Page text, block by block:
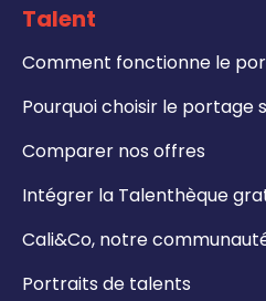
Talent
Comment fonctionne le
Pourquoi choisir le portage
Comparer nos offres
Intégrer la Talenthèque
Cali&Co, notre
Portraits de talents